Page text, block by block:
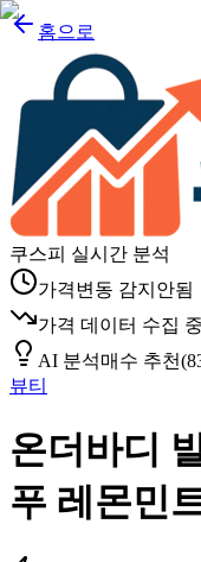
홈으로
쿠스피 실시간 분석
가격변동 감지안됨
가격 데이터 수집
AI 분석매수 추천(
뷰티
온더바디
푸 레몬민